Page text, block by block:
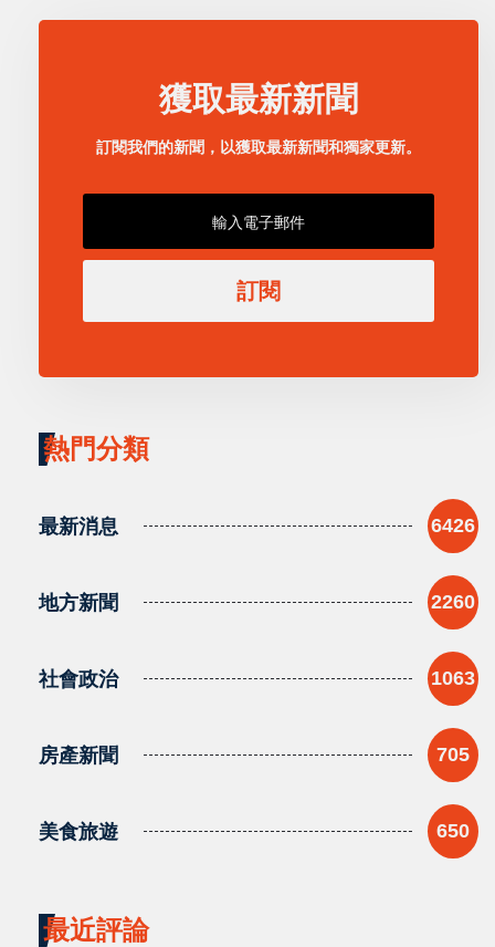
獲取最新新聞
訂閱我們的新聞，以獲取最新新聞和獨家更新。
訂閱
熱門分類
最新消息 6426
地方新聞 2260
社會政治 1063
房產新聞 705
美食旅遊 650
最近評論